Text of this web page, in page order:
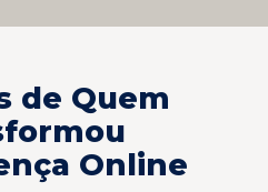
de Quem
Online